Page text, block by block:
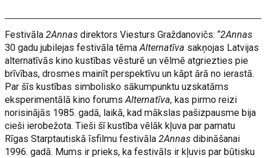
Festivāla2Annas direktors Viesturs Graždanovičs: “2Annas
30 gadu jubilejas festivāla tēmaAlternatīva sakņojas Latvijas
alternatīvās kino kustības vēsturē un vēlmē atgriezties pie
brīvības, drosmes mainīt perspektīvu un kāpt ārā no ierastā.
Par šīs kustības simbolisko sākumpunktu uzskatāms
eksperimentālā kino forumsAlternatīva, kas pirmo reizi
norisinājās 1985. gadā, laikā, kad mākslas pašizpausme bija
cieši ierobežota. Tieši šī kustība vēlāk kļuva par pamatu
Rīgas Starptautiskā īsfilmu festivāla2Annas dibināšanai
1996. gadā. Mums ir prieks, ka festivāls ir kļuvis par būtisku